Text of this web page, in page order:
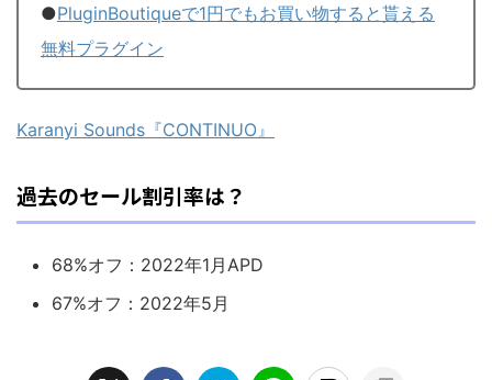
●PluginBoutiqueで1円でもお買い物すると貰える
無料プラグイン
Karanyi Sounds『CONTINUO』
過去のセール割引率は？
68%オフ：2022年1月APD
67%オフ：2022年5月